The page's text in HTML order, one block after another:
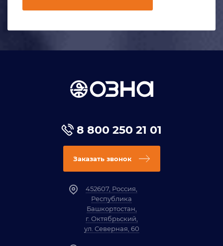
8 800 250 21 01
Заказать звонок
452607, Россия,
Республика
Башкортостан,
г. Октябрьский,
ул. Северная, 60